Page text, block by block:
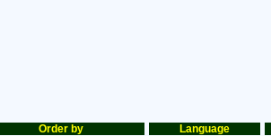
Order by Language